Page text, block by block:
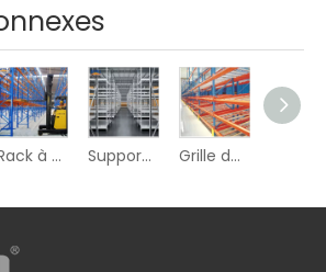
Rack à palettes sélectif Support à usage moyen Grille de gravité